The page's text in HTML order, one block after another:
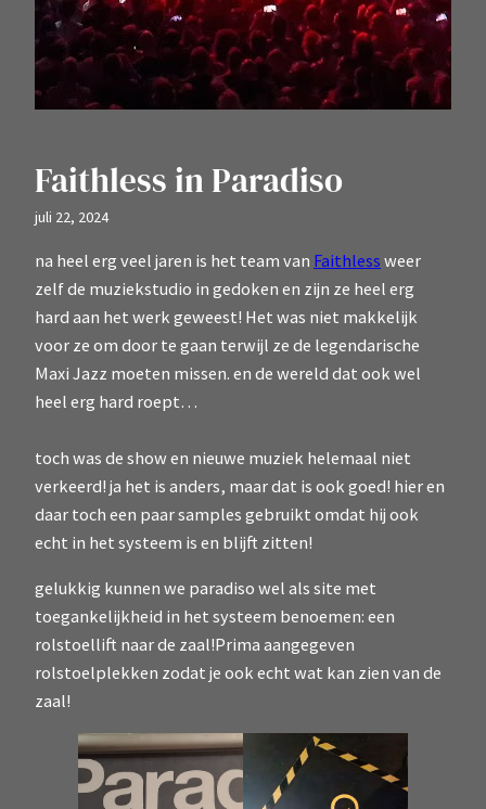
Faithless in Paradiso
juli 22, 2024
na heel erg veel jaren is het team van Faithless weer
zelf de muziekstudio in gedoken en zijn ze heel erg
hard aan het werk geweest! Het was niet makkelijk
voor ze om door te gaan terwijl ze de legendarische
Maxi Jazz moeten missen. en de wereld dat ook wel
heel erg hard roept…
toch was de show en nieuwe muziek helemaal niet
verkeerd! ja het is anders, maar dat is ook goed! hier en
daar toch een paar samples gebruikt omdat hij ook
echt in het systeem is en blijft zitten!
gelukkig kunnen we paradiso wel als site met
toegankelijkheid in het systeem benoemen: een
rolstoellift naar de zaal!Prima aangegeven
rolstoelplekken zodat je ook echt wat kan zien van de
zaal!